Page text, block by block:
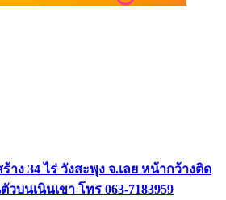
ง 34 ไร่ วังสะพุง จ.เลย หน้ากว้างติด
นเนินเขา โทร 063-7183959